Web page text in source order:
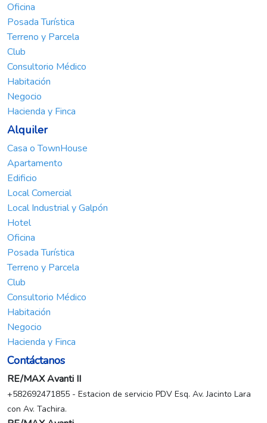
Oficina
Posada Turística
Terreno y Parcela
Club
Consultorio Médico
Habitación
Negocio
Hacienda y Finca
Alquiler
Casa o TownHouse
Apartamento
Edificio
Local Comercial
Local Industrial y Galpón
Hotel
Oficina
Posada Turística
Terreno y Parcela
Club
Consultorio Médico
Habitación
Negocio
Hacienda y Finca
Contáctanos
RE/MAX Avanti II
+582692471855 - Estacion de servicio PDV Esq. Av. Jacinto Lara
con Av. Tachira.